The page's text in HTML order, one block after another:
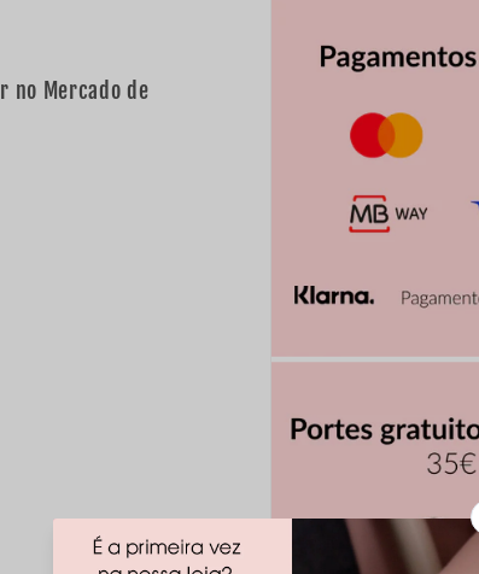
no Mercado de